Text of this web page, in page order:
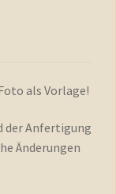
als Vorlage!
der Anfertigung
Änderungen